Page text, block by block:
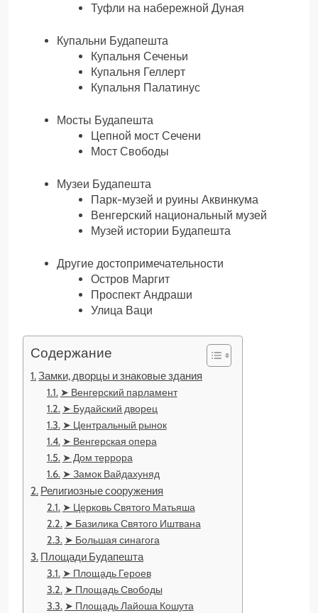
Туфли на набережной Дуная
Купальни Будапешта
Купальня Сеченьи
Купальня Геллерт
Купальня Палатинус
Мосты Будапешта
Цепной мост Сечени
Мост Свободы
Музеи Будапешта
Парк-музей и руины Аквинкума
Венгерский национальный музей
Музей истории Будапешта
Другие достопримечательности
Остров Маргит
Проспект Андраши
Улица Ваци
Содержание
Замки, дворцы и знаковые здания
➤ Венгерский парламент
➤ Будайский дворец
➤ Центральный рынок
➤ Венгерская опера
➤ Дом террора
➤ Замок Вайдахуняд
Религиозные сооружения
➤ Церковь Святого Матьяша
➤ Базилика Святого Иштвана
➤ Большая синагога
Площади Будапешта
➤ Площадь Героев
➤ Площадь Свободы
➤ Площадь Лайоша Кошута